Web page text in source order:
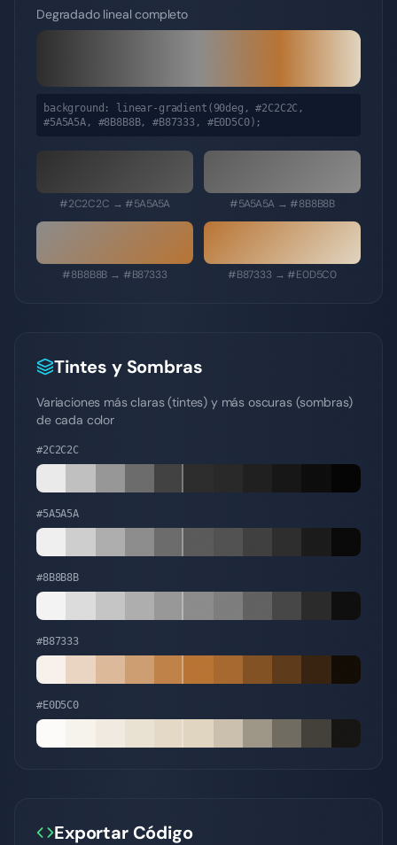
Degradado lineal completo
background: linear-gradient(90deg,#2C2C2C,
#5A5A5A, #8B8B8B, #B87333, #E0D5C0);
#2C2C2C → #5A5A5A #5A5A5A→ #8B8B8B
#8B8B8B → #B87333 #B87333 → #E0D5C0
Tintes y Sombras
Variaciones más claras (tintes) y más oscuras (sombras)
de cada color
#2C2C2C
#5A5A5A
#8B8B8B
#B87333
#E0D5C0
Exportar Código